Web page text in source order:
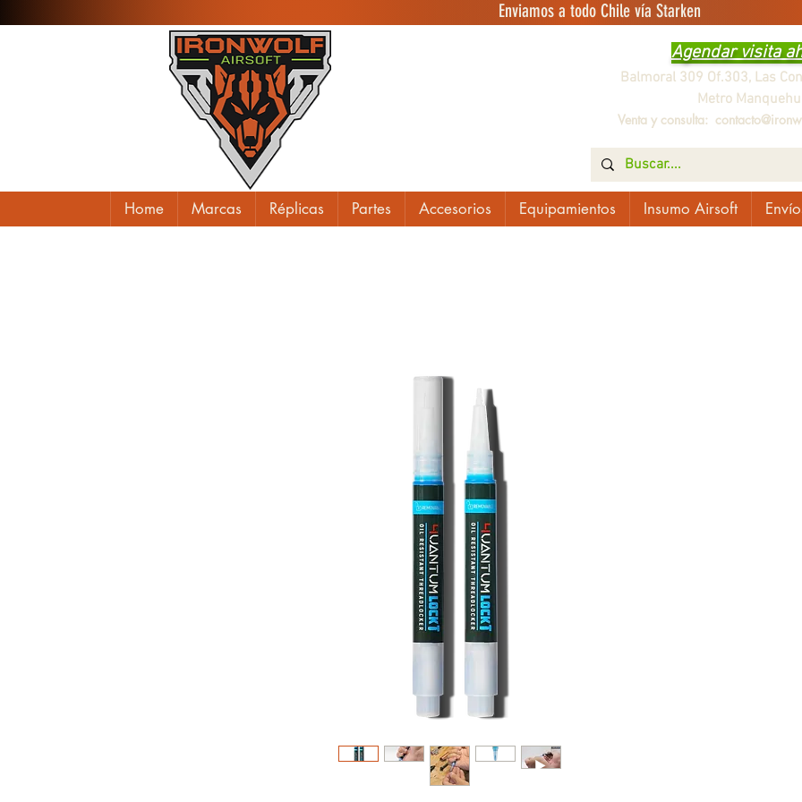
Enviamos a todo Chile vía Starken
Agendar visita
Balmoral 309 Of.303, Las
Metro
Venta y consulta:
Home Marcas Réplicas Partes Accesorios Equipamientos Insumo Airsoft